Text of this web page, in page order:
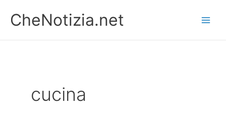
contenuto
CheNotizia.net
cucina